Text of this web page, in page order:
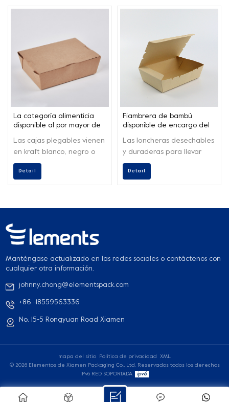
La categoría alimenticia
disponible al por mayor de
la fiambrera de papel
Las cajas plegables vienen
en kraft blanco, negro o
marrón en varios tamaños
para adaptarse a sus
Detail
Fiambrera de bambú
disponible de encargo del
de PFAS
Las loncheras desechables
y duraderas para llevar
están hechas de material
de pulpa natural,
Detail
Manténgase actualizado en las redes sociales o contáctenos con
cualquier otra información.
johnny.chong@elementspack.com
+86 -18559563336
No. 15-5 Rongyuan Road Xiamen
mapa del sitio Política de privacidad
XML
© 2026 Elementos de Xiamen Packaging Co., Ltd. Reservados todos los derechos
IPv6 RED SOPORTADA